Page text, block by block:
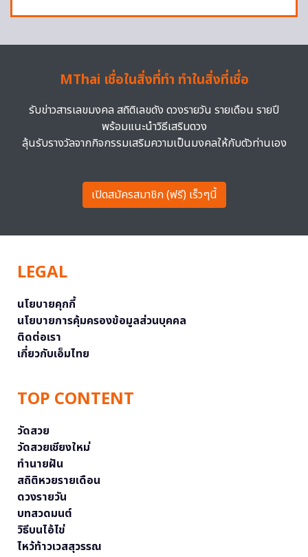
MThai เชื่อในสิ่งที่ทำ ทำในสิ่งที่เชื่อ
รับข่าวสารเลขมงคล สถิติเลขดัง ดวงรายวัน รายเดือน รายปี
พร้อมแนะนำวิธีเสริมดวง
ลุ้นรับรางวัลจากกิจกรรมเสริมความเป็นมงคลให้กับตัวท่านเอง
เปิดสมัครสมาชิก (ฟรี) เร็วๆนี้
LEGAL
นโยบายคุกกี้
นโยบายการคุ้มครองข้อมูลส่วนบุคคล
ติดต่อเรา
เกี่ยวกับเอ็มไทย
TOP CONTENT
วัดสวย
วัดสวยเชียงใหม่
ทำนายฝัน
สถิติหวยรายเดือน
ดวงรายวัน
บทสวดมนต์
วิธีบนไอ้ไข่
ไหว้ท้าวเวสสุวรรณ